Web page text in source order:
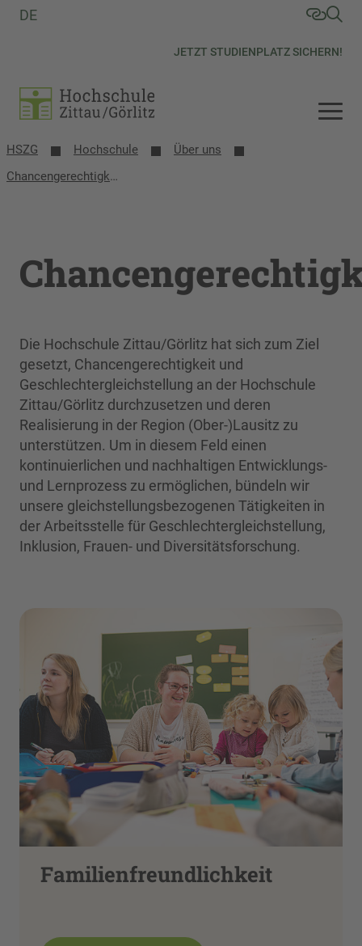
JETZT STUDIENPLATZ SICHERN!
DE
HSZG Hochschule
Über uns
Chancengerechtigkeit
Die Hochschule Zittau/Görlitz hat sich zum Ziel
gesetzt, Chancengerechtigkeit und
Geschlechtergleichstellung an der Hochschule
Zittau/Görlitz durchzusetzen und deren
Realisierung in der Region (Ober-)Lausitz zu
unterstützen. Um in diesem Feld einen
kontinuierlichen und nachhaltigen Entwicklungs-
und Lernprozess zu ermöglichen, bündeln wir
unsere gleichstellungsbezogenen Tätigkeiten in
der Arbeitsstelle für Geschlechtergleichstellung,
Inklusion, Frauen- und Diversitätsforschung.
Familienfreundlichkeit